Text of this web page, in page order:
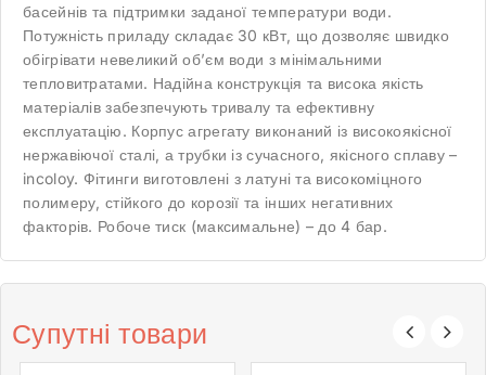
басейнів та підтримки заданої температури води.
Потужність приладу складає 30 кВт, що дозволяє швидко
обігрівати невеликий об’єм води з мінімальними
тепловитратами. Надійна конструкція та висока якість
матеріалів забезпечують тривалу та ефективну
експлуатацію. Корпус агрегату виконаний із високоякісної
нержавіючої сталі, а трубки із сучасного, якісного сплаву –
incoloy. Фітинги виготовлені з латуні та високоміцного
полимеру, стійкого до корозії та інших негативних
факторів. Робоче тиск (максимальне) – до 4 бар.
Супутні товари